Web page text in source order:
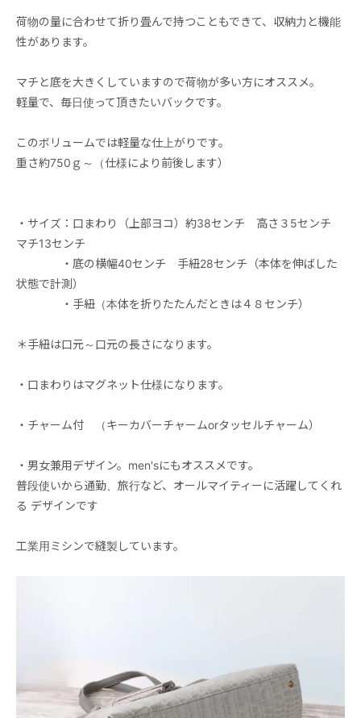
荷物の量に合わせて折り畳んで持つこともできて、収納力と機能
性があります。
マチと底を大きくしていますので荷物が多い方にオススメ。
軽量で、毎日使って頂きたいバックです。
このボリュームでは軽量な仕上がりです。
重さ約750ｇ～（仕様により前後します）
・サイズ：口まわり（上部ヨコ）約38センチ 高さ３5センチ
マチ13センチ
・底の横幅40センチ 手紐28センチ（本体を伸ばした
状態で計測）
・手紐（本体を折りたたんだときは４８センチ）
＊手紐は口元～口元の長さになります。
・口まわりはマグネット仕様になります。
・チャーム付 （キーカバーチャームorタッセルチャーム）
・男女兼用デザイン。men'sにもオススメです。
普段使いから通勤、旅行など、オールマイティーに活躍してくれ
る デザインです
工業用ミシンで縫製しています。